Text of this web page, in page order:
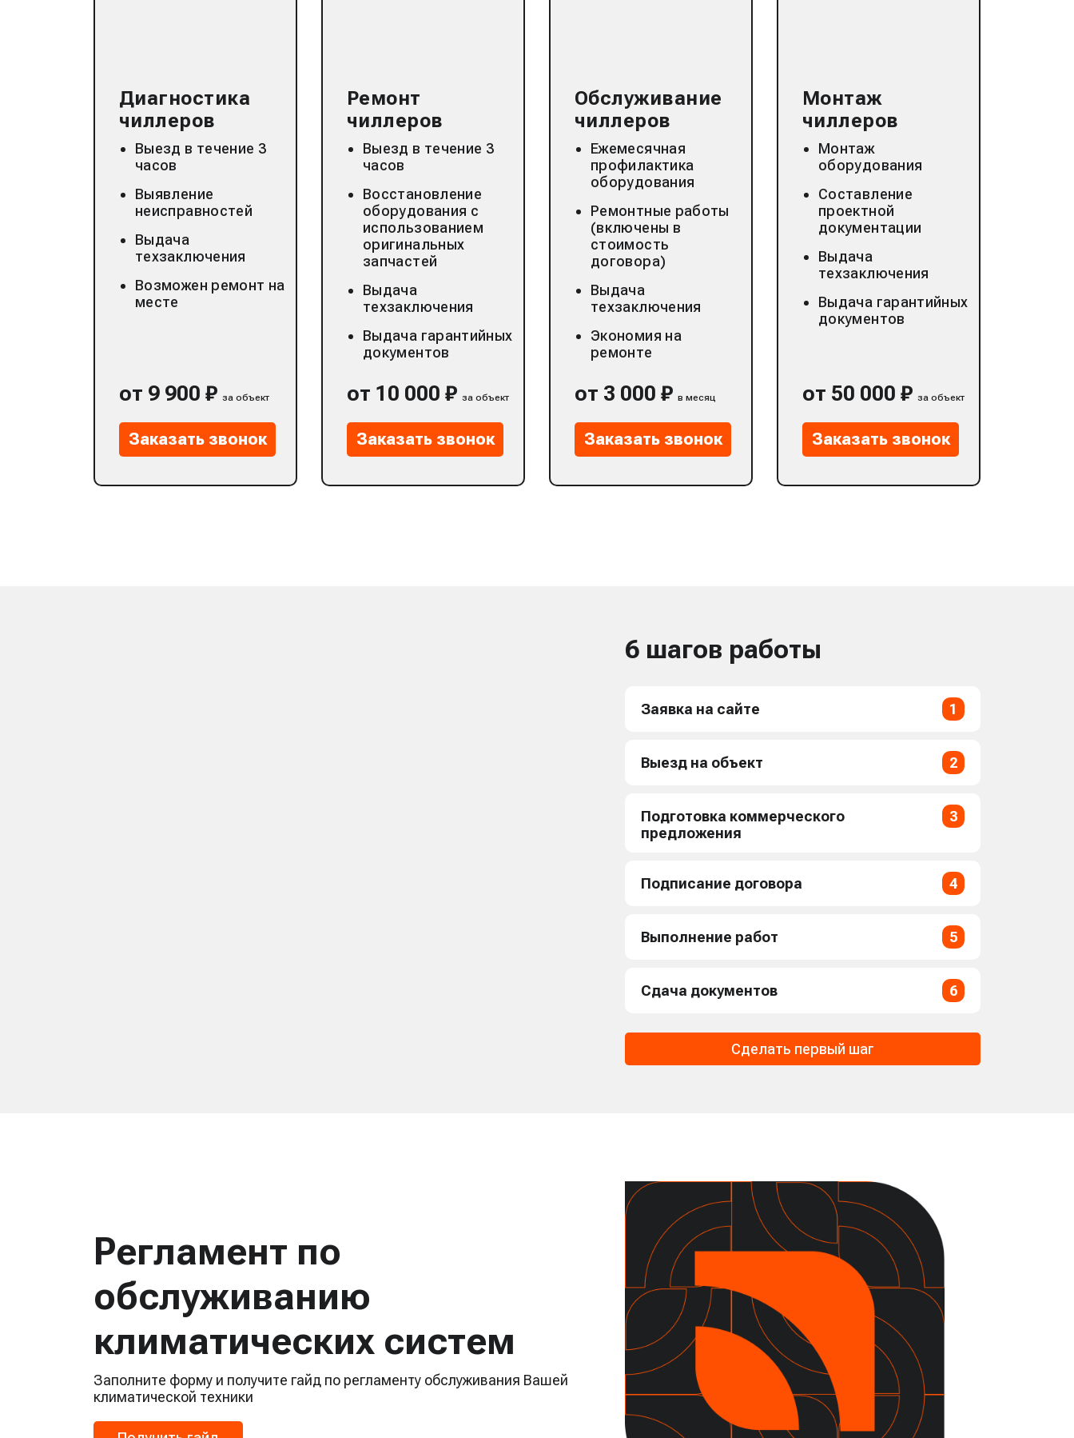
Диагностика
чиллеров
Выезд в течение 3
часов
Выявление
неисправностей
Выдача
техзаключения
Возможен ремонт на
месте
от 9 900 ₽ за объект
Заказать звонок
Ремонт
чиллеров
Выезд в течение 3
часов
Восстановление
оборудования с
использованием
оригинальных
запчастей
Выдача
техзаключения
Выдача гарантийных
документов
от 10 000 ₽ за объект
Заказать звонок
Обслуживание
чиллеров
Ежемесячная
профилактика
оборудования
Ремонтные работы
(включены в
стоимость
договора)
Выдача
техзаключения
Экономия на
ремонте
от 3 000 ₽ в месяц
Заказать звонок
Монтаж
чиллеров
Монтаж
оборудования
Составление
проектной
документации
Выдача
техзаключения
Выдача гарантийных
документов
от 50 000 ₽ за объект
Заказать звонок
6 шагов работы
Заявка на сайте 1
Выезд на объект 2
Подготовка коммерческого
предложения
3
Подписание договора 4
Выполнение работ 5
Сдача документов 6
Сделать первый шаг
Регламент по
обслуживанию
климатических систем
Заполните форму и получите гайд по регламенту обслуживания Вашей
климатической техники